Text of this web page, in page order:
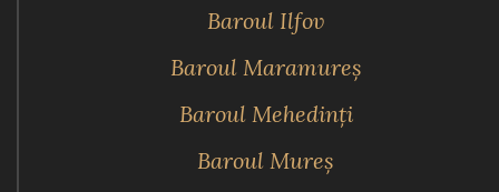
Baroul Ilfov
Baroul Maramureş
Baroul Mehedinţi
Baroul Mureş